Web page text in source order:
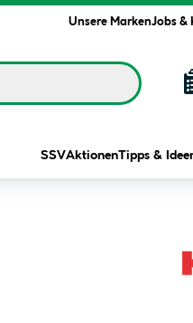
Unsere MarkenJobs &
SSVAktionenTipps &